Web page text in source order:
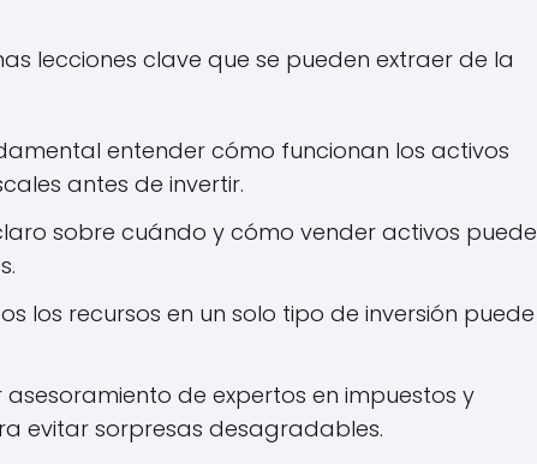
lecciones clave que se pueden extraer de la
entender cómo funcionan los activos
antes de invertir.
sobre cuándo y cómo vender activos puede
los recursos en un solo tipo de inversión puede
asesoramiento de expertos en impuestos y
evitar sorpresas desagradables.